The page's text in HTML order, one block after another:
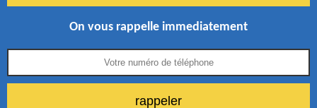
On vous rappelle immediatement